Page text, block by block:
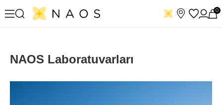
0
NAOS Laboratuvarları